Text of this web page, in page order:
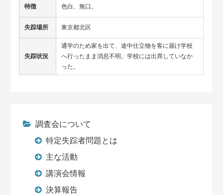
特徴 色白、無口。
失踪場所 東京都北区
失踪状況
通学のため家を出て、途中仕立物を客に届け学校
へ行ったまま消息不明。学校には出席していなか
った。
調査会について
特定失踪者問題とは
主な活動
講演会情報
決算報告